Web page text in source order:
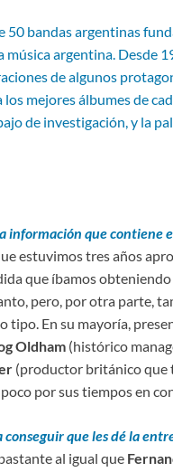
50 bandas argentinas
argentina. Desde
de algunos
mejores álbumes de
de investigación, y la
información que contiene
estuvimos tres años
que íbamos
pero, por otra parte,
tipo. En su mayoría,
Oldham (histórico
(productor británico que
por sus tiempos en
que les dé la
al igual que